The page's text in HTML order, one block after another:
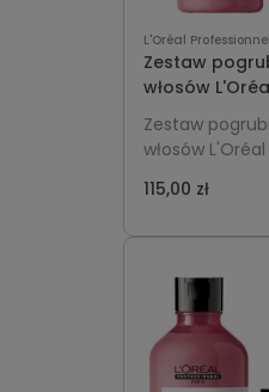
L'Oréal Professionnel
Zestaw
włosów
Zestaw
włosów
115,00 zł